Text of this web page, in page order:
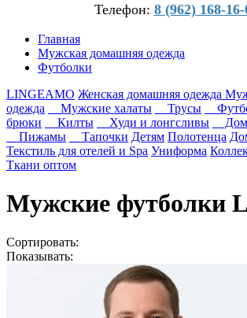
Телефон: 8 (962) 168-16-
Главная
Мужская домашняя одежда
Футболки
LINGEAMO Женская домашняя одежда
одежда
Мужские халаты Трусы
брюки
Килты Худи и лонгсливы
Пижамы
Тапочки Детям Полотенца
Текстиль для отелей и Spa Униформа
Ткани оптом
Мужские футболки
Сортировать:
Показывать: